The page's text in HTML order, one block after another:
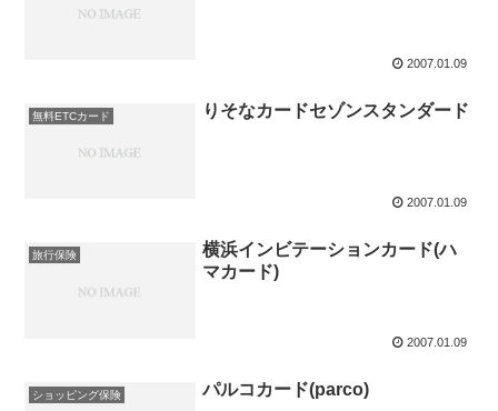
2007.01.09
無料ETCカード りそなカードセゾンスタンダード
2007.01.09
旅行保険
横浜インビテーションカード(ハ
マカード)
2007.01.09
ショッピング保険 パルコカード(parco)